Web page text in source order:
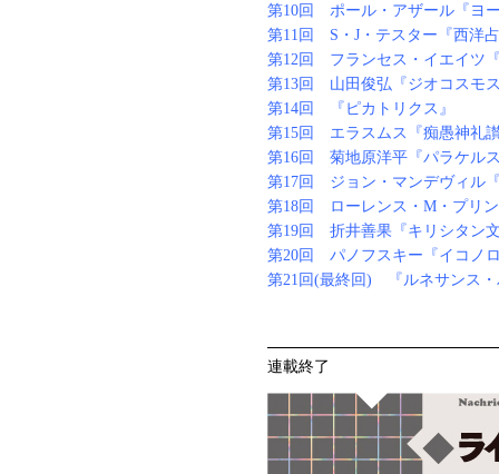
第10回 ポール・アザール『ヨ
第11回 S・J・テスター『西洋
第12回 フランセス・イエイツ
第13回 山田俊弘『ジオコスモ
第14回 『ピカトリクス』
第15回 エラスムス『痴愚神礼
第16回 菊地原洋平『パラケル
第17回 ジョン・マンデヴィル
第18回 ローレンス・M・プリ
第19回 折井善果『キリシタン
第20回 パノフスキー『イコノ
第21回(最終回) 『ルネサンス・
連載終了